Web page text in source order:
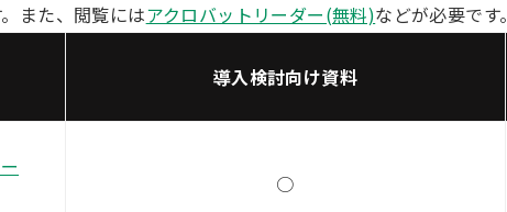
また、閲覧にはアクロバットリーダー(無料)などが必要です。
導入検討向け資料
○